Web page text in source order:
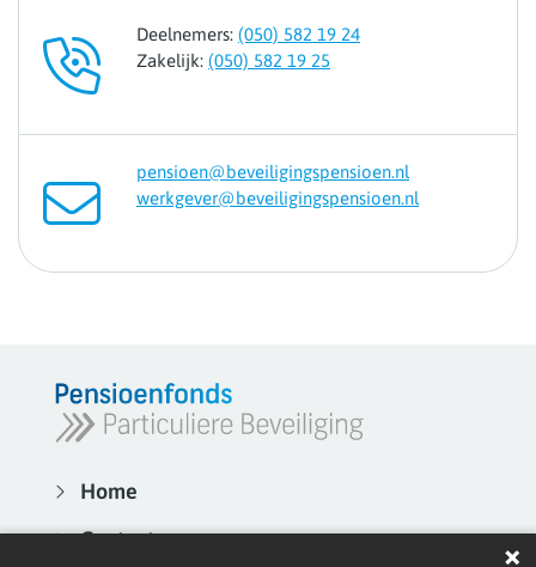
Deelnemers: (050) 582 19 24
Zakelijk: (050) 582 19 25
pensioen@beveiligingspensioen.nl
werkgever@beveiligingspensioen.nl
Home
Contact